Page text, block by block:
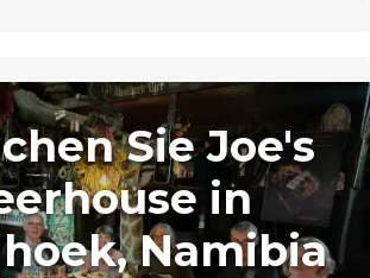
Sie Joe's
in
Namibia